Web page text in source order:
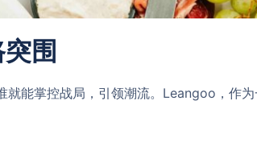
围
能掌控战局，引领潮流。Leangoo，作